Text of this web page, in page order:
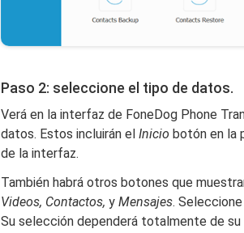
Paso 2: seleccione el tipo de datos.
Verá en la interfaz de FoneDog Phone
datos. Estos incluirán el Inicio botón en la
de la interfaz.
También habrá otros botones que
Videos, Contactos, y Mensajes.
Su selección dependerá totalmente de su